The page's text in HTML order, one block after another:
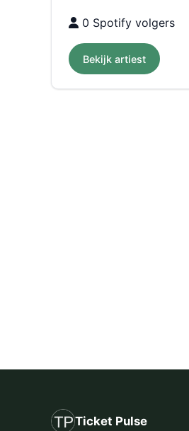
0 Spotify volgers
Bekijk artiest
Ticket Pulse